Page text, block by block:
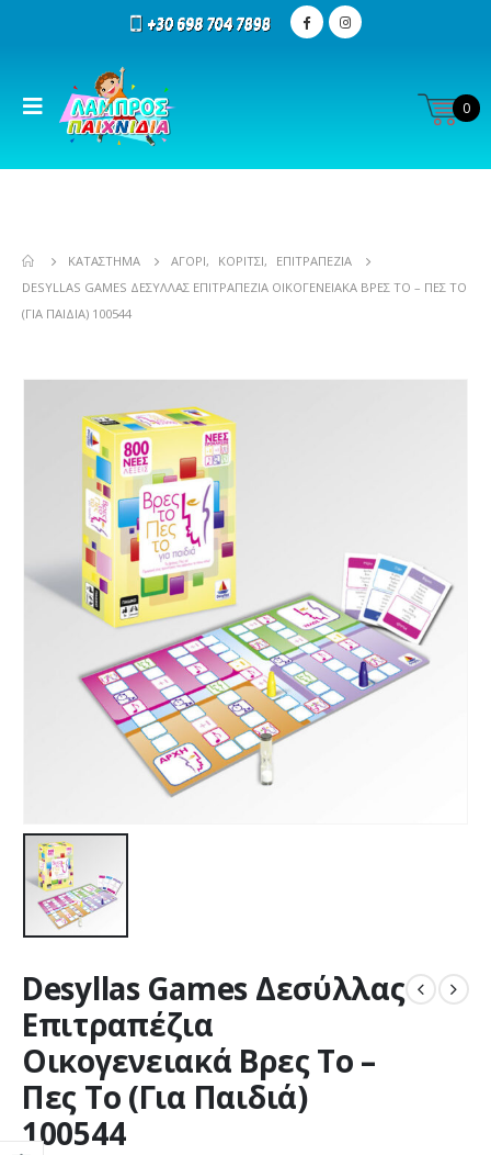
0
ΚΑΤΆΣΤΗΜΑ ΑΓΌΡΙ, ΚΟΡΊΤΣΙ,
ΕΠΙΤΡΑΠΕΖΊΑ
DESYLLAS GAMES ΔΕΣΎΛΛΑΣ ΕΠΙΤΡΑΠΈΖΙΑ ΟΙΚΟΓΕΝΕΙΑΚΆ ΒΡΕΣ ΤΟ – ΠΕΣ ΤΟ
(ΓΙΑ ΠΑΙΔΙΆ) 100544
Desyllas Games Δεσύλλας
Επιτραπέζια
Οικογενειακά Βρες Το –
Πες Το (Για Παιδιά)
100544